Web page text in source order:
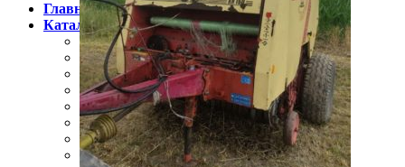
Главная
Каталог
Пресс-подборщик
Косилки
Навесное и прицепное оборудование
Минитракторы
Тракторы
Техника для агрологистики
Зерносушилки
Мульчеры